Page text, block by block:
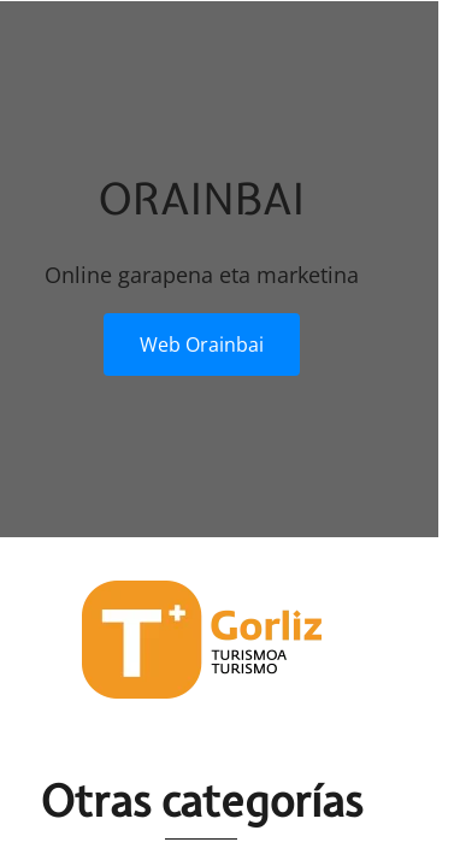
ORAINBAI
Online garapena eta marketina
Web Orainbai
Otras categorías